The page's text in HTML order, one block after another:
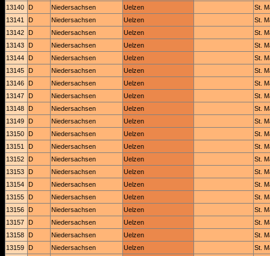
13140 D Niedersachsen Uelzen
St.
13141
D Niedersachsen Uelzen
St.
13142 D Niedersachsen Uelzen
St.
13143 D Niedersachsen Uelzen
St.
13144 D Niedersachsen Uelzen
St.
13145 D Niedersachsen Uelzen
St.
13146 D Niedersachsen Uelzen
St.
13147 D Niedersachsen Uelzen
St.
13148 D Niedersachsen Uelzen
St.
13149 D Niedersachsen Uelzen
St.
13150 D Niedersachsen Uelzen
St.
13151
D Niedersachsen Uelzen
St.
13152 D Niedersachsen Uelzen
St.
13153 D Niedersachsen Uelzen
St.
13154 D Niedersachsen Uelzen
St.
13155 D Niedersachsen Uelzen
St.
13156 D Niedersachsen Uelzen
St.
13157 D Niedersachsen Uelzen
St.
13158 D Niedersachsen Uelzen
St.
13159 D Niedersachsen Uelzen
St.